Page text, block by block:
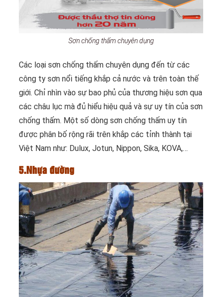
Sơn chống thấm chuyên dụng
Các loại sơn chống thấm chuyên dụng đến từ các
công ty sơn nổi tiếng khắp cả nước và trên toàn thế
giới. Chỉ nhìn vào sự bao phủ của thương hiệu sơn qua
các châu lục mà đủ hiểu hiệu quả và sự uy tín của sơn
chống thấm. Một số dòng sơn chống thấm uy tín
được phân bố rộng rãi trên khắp các tỉnh thành tại
Việt Nam như: Dulux, Jotun, Nippon, Sika, KOVA,…
5.Nhựa đường